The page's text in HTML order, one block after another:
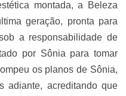
montada, a Beleza
geração, pronta para
a responsabilidade de
por Sônia para tomar
os planos de Sônia,
adiante, acreditando que